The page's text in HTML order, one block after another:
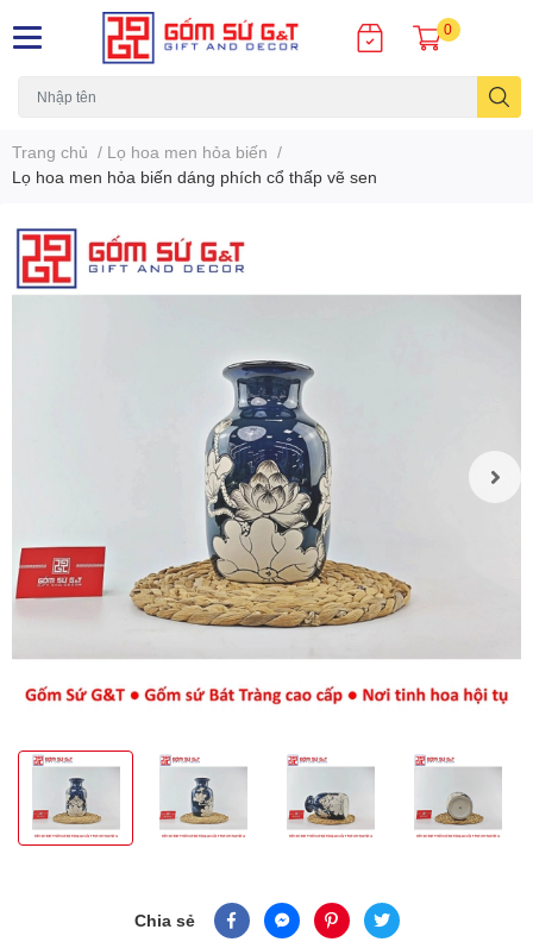
0
Trang chủ / Lọ hoa men hỏa biến /
Lọ hoa men hỏa biến dáng phích cổ thấp vẽ sen
Chia sẻ